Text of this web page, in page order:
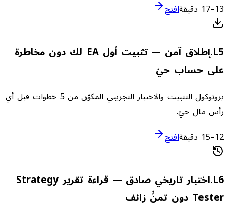
13–17 دقيقة
افتح
L5
.
إطلاق آمن — تثبيت أول EA لك دون مخاطرة
على حساب حيّ
بروتوكول التثبيت والاختبار التجريبي المكوّن من 5 خطوات قبل أي
رأس مال حيّ.
12–15 دقيقة
افتح
L6
.
اختبار تاريخي صادق — قراءة تقرير Strategy
Tester دون تمنٍّ زائف